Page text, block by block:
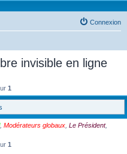
Connexion
invisible en ligne
1
, Modérateurs globaux Le Président,
1